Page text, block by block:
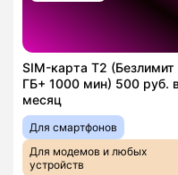
SIM-карта T2 (Безлимит
ГБ+ 1000 мин) 500 руб.
месяц
Для смартфонов
Для модемов и любых
устройств